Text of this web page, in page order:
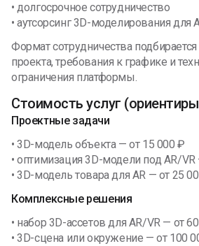
• долгосрочное сотрудничество
• аутсорсинг 3D-моделирования для
Формат сотрудничества
проекта, требования к графике и
ограничения платформы.
Стоимость услуг
Проектные задачи
• 3D-модель объекта — от 15 000 ₽
• оптимизация 3D-модели под AR/
• 3D-модель товара для AR — от 25
Комплексные решения
• набор 3D-ассетов для AR/VR — от
• 3D-сцена или окружение — от 100